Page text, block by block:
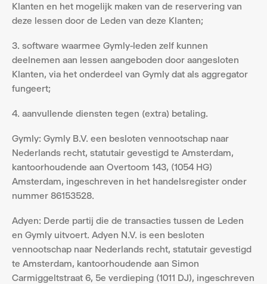
Klanten en het mogelijk maken van de reservering van
deze lessen door de Leden van deze Klanten;
3. software waarmee Gymly-leden zelf kunnen
deelnemen aan lessen aangeboden door aangesloten
Klanten, via het onderdeel van Gymly dat als aggregator
fungeert;
4. aanvullende diensten tegen (extra) betaling.
Gymly: Gymly B.V. een besloten vennootschap naar
Nederlands recht, statutair gevestigd te Amsterdam,
kantoorhoudende aan Overtoom 143, (1054 HG)
Amsterdam, ingeschreven in het handelsregister onder
nummer 86153528.
Adyen: Derde partij die de transacties tussen de Leden
en Gymly uitvoert. Adyen N.V. is een besloten
vennootschap naar Nederlands recht, statutair gevestigd
te Amsterdam, kantoorhoudende aan Simon
Carmiggeltstraat 6, 5e verdieping (1011 DJ), ingeschreven